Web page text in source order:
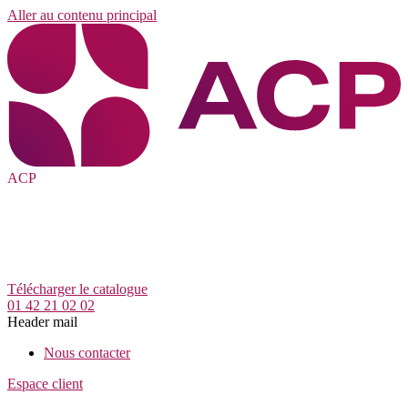
Aller au contenu principal
ACP
Télécharger le catalogue
01 42 21 02 02
Header mail
Nous contacter
Espace client